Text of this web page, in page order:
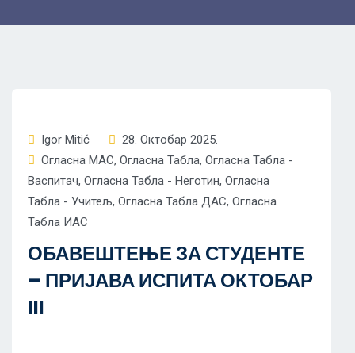
Igor Mitić
28. Октобар 2025.
Огласна МАС, Огласна Табла, Огласна Табла -
Васпитач, Огласна Табла - Неготин, Огласна
Табла - Учитељ, Огласна Табла ДАС, Огласна
Табла ИАС
ОБАВЕШТЕЊЕ ЗА СТУДЕНТЕ
– ПРИЈАВА ИСПИТА ОКТОБАР
III